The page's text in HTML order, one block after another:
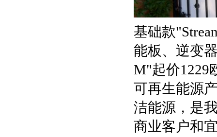
基础款
能板、逆变
M"起价1229
可再生能源
洁能源，是
商业客户和